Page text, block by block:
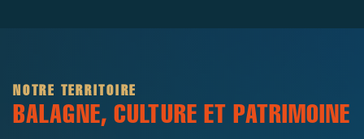
NOTRE TERRITOIRE
BALAGNE, CULTURE ET PATRIMOINE